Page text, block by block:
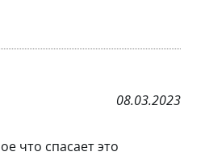
08.03.2023
что спасает это